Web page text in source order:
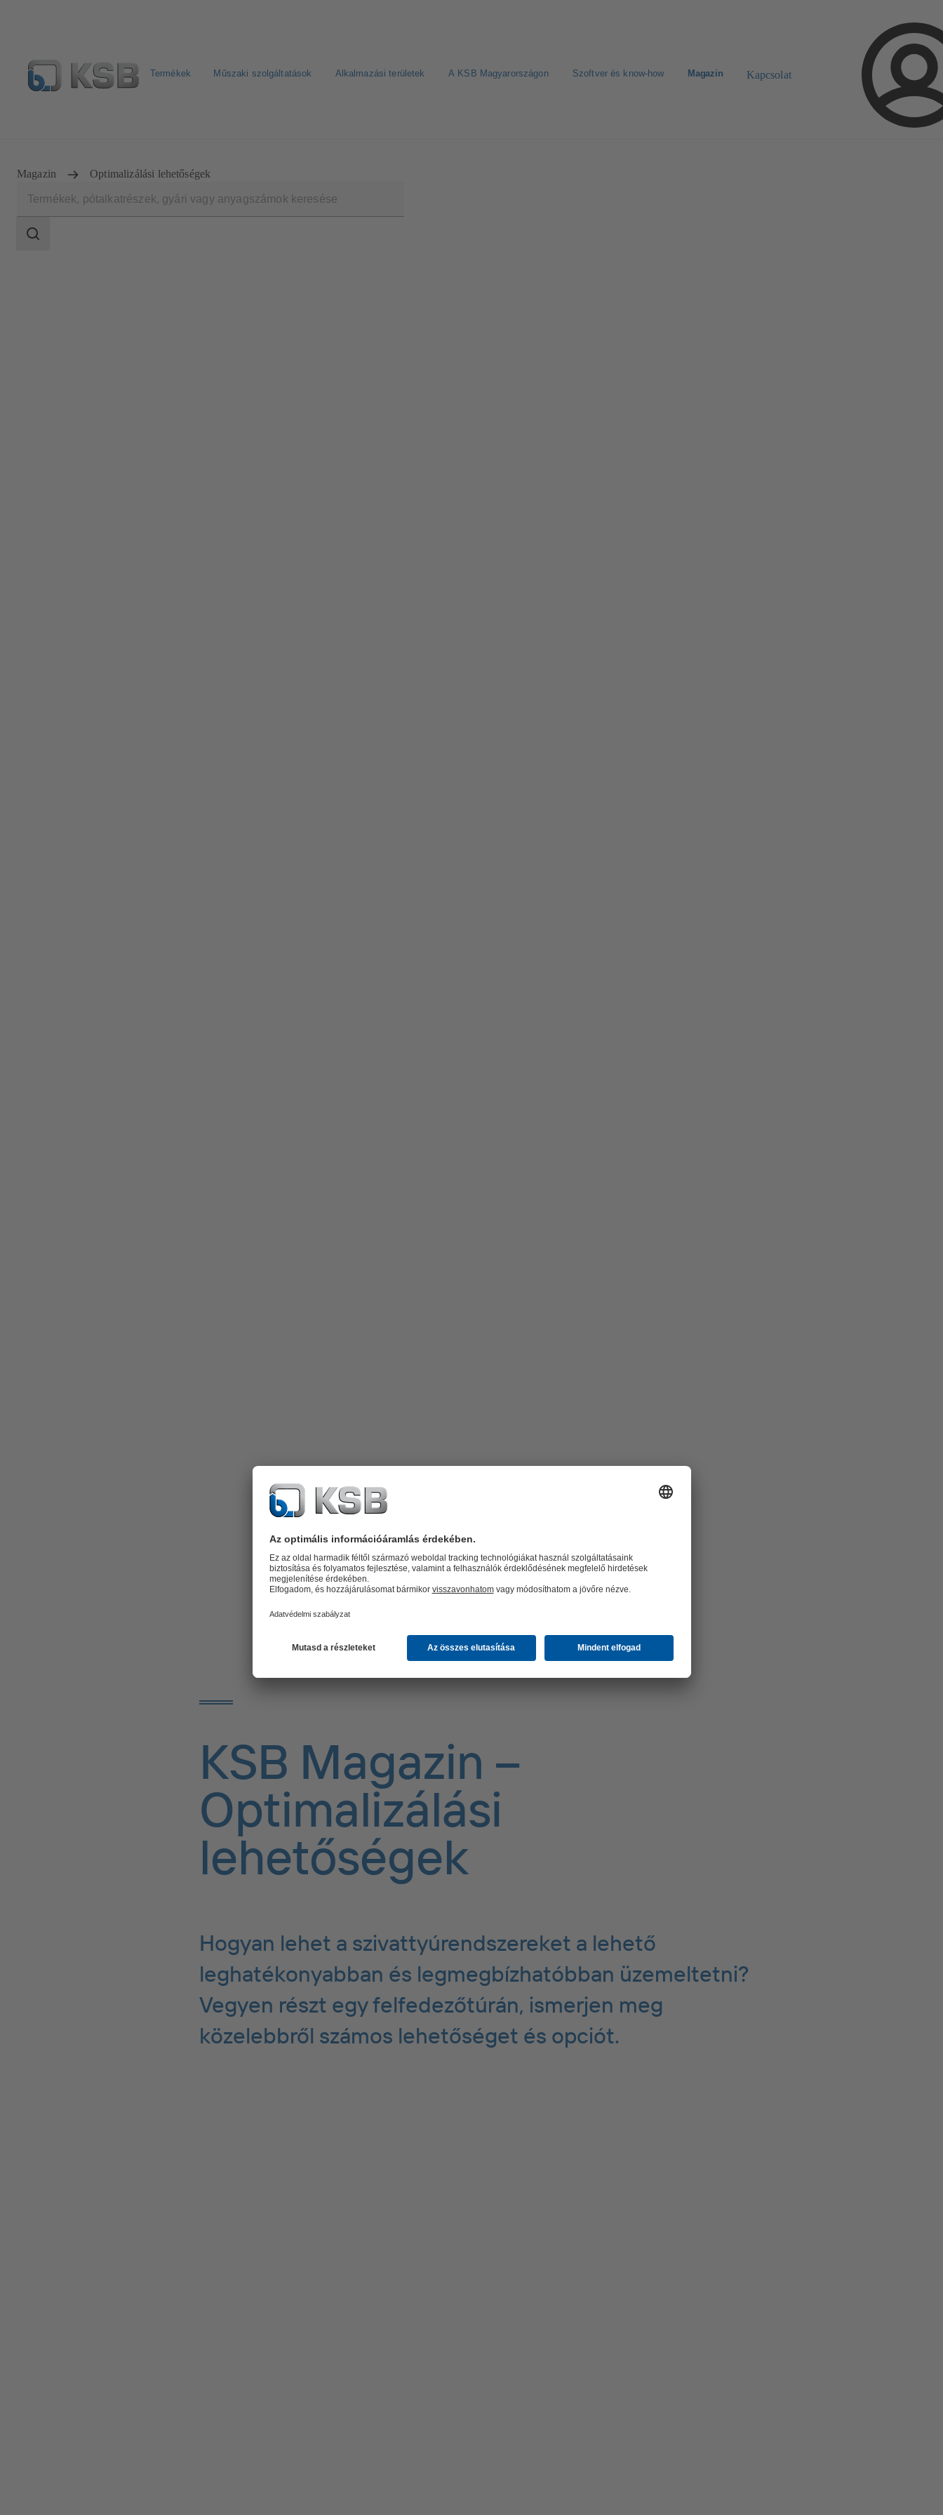
Termékek Műszaki szolgáltatások Alkalmazási területek A KSB Magyarországon Szoftver és know-how Magazin Kapcsolat
Magazin Optimalizálási lehetőségek
tartomány
Keresési
KSB Magazin –
Optimalizálási
lehetőségek
Hogyan lehet a szivattyúrendszereket a lehető
leghatékonyabban és legmegbízhatóbban üzemeltetni?
Vegyen részt egy felfedezőtúrán, ismerjen meg
közelebbről számos lehetőséget és opciót.